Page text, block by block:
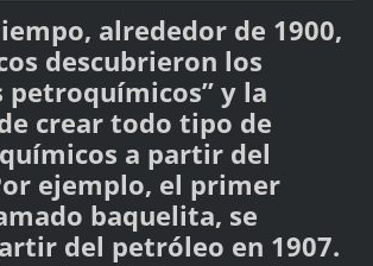
alrededor de 1900,
descubrieron los
petroquímicos” y la
crear todo tipo de
a partir del
ejemplo, el primer
baquelita, se
del petróleo en 1907.